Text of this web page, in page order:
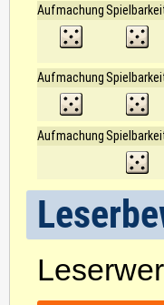
Aufmachung
Aufmachung
Aufmachung